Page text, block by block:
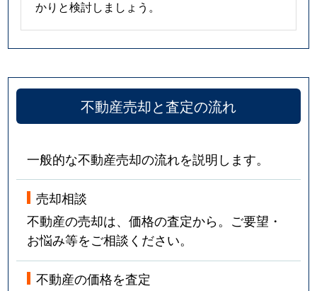
かりと検討しましょう。
不動産売却と査定の流れ
一般的な不動産売却の流れを説明します。
売却相談
不動産の売却は、価格の査定から。ご要望・
お悩み等をご相談ください。
不動産の価格を査定